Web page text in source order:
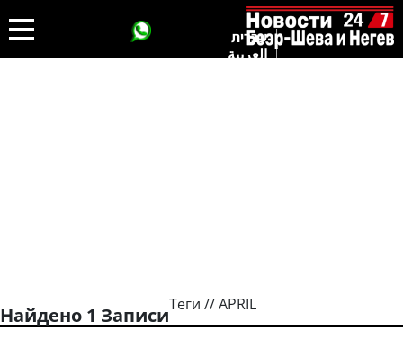
עברית
العربية
Теги // APRIL
Найдено 1 Записи